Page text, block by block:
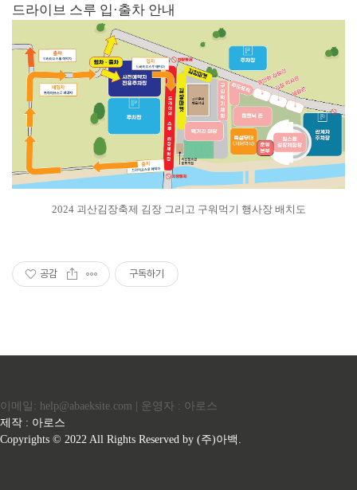
드라이브 스루 입·출차 안내
2024 괴산김장축제 김장 그리고 구워먹기 행사장 배치도
공감 구독하기
이메일: help@abaeksite.com | 운영자 : 아로스
제작 : 아로스
Copyrights © 2022 All Rights Reserved by (주)아백.